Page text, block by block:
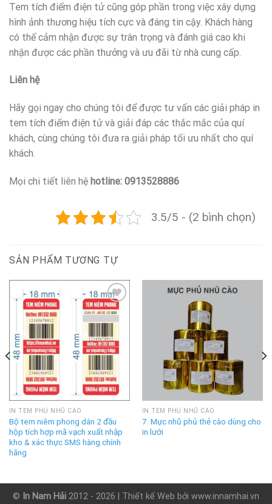
Tem tích điểm điện tử cũng góp phần trong việc xây dựng
hình ảnh thương hiệu tích cực và đáng tin cậy. Khách hàng
có thể cảm nhận được sự trân trọng và đánh giá cao khi
nhận được các phần thưởng và ưu đãi từ nhà cung cấp.
Liên hệ
Hãy gọi ngay cho chúng tôi để được tư vấn các giải pháp in
tem tích điểm điện tử và giải đáp các thắc mắc của quí
khách, cùng chúng tôi đưa ra giải pháp tối ưu nhất cho quí
khách.
Mọi chi tiết liên hệ hotline: 0913528886
3.5/5 - (2 bình chọn)
SẢN PHẨM TƯƠNG TỰ
Add to
IN TEM PHỦ NHŨ CÀO
Bộ tem niêm phong dán 2 đầu
hộp tích hợp mã vạch xuất nhập
kho & xác thực SMS hàng chính
hãng
IN TEM PHỦ NHŨ CÀO
7. Mực nhũ phủ thẻ cào dùng cho
in lưới
© In Nam Hải 2012 - 2026 | Thiết kế Web bởi www.innamhai.vn